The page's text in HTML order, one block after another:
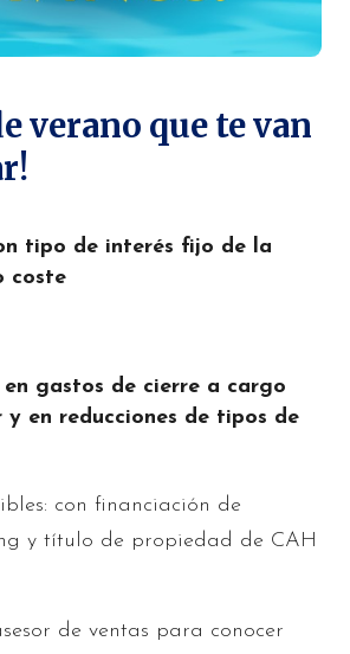
verano que te van
tipo de interés fijo de la
coste
en gastos de cierre a cargo
en reducciones de tipos de
con financiación de
y título de propiedad de CAH
de ventas para conocer